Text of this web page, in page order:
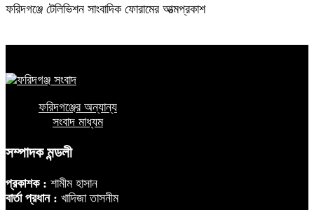
ফরিদগঞ্জে টেলিভিশন সাংবাদিক ফোরামের আত্মপ্রকাশ
ফরিদগঞ্জের অন্যান্য
সংবাদ মাধ্যম
সম্পাদক মন্ডলী
প্রকাশক : শামীম হাসান
বার্তা প্রধান : খাদিজা তাসনীম